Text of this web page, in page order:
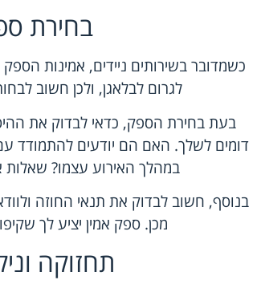
בחירת
כשמדובר בשירותים ניידים, אמינות
לגרום לבלאגן, ולכן חשוב
בעת בחירת הספק, כדאי לבדוק את
דומים לשלך. האם הם יודעים להתמודד
במהלך האירוע עצמו?
בנוסף, חשוב לבדוק את תנאי החוזה
מכן. ספק אמין יציע לך
תחזוקה